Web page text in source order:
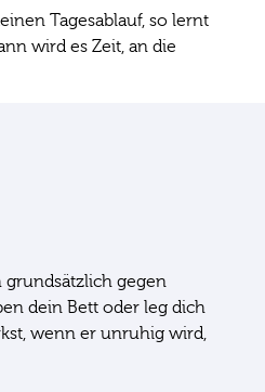
Tagesablauf, so lernt
wird es Zeit, an die
grundsätzlich gegen
dein Bett oder leg dich
wenn er unruhig wird,